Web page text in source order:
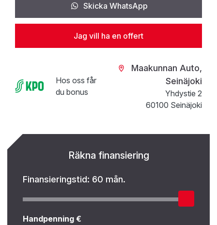
Skicka WhatsApp
Jag vill ha en offert
Hos oss får
du bonus
Maakunnan Auto,
Seinäjoki
Yhdystie 2
60100 Seinäjoki
Räkna finansiering
Finansieringstid: 60 mån.
Handpenning €